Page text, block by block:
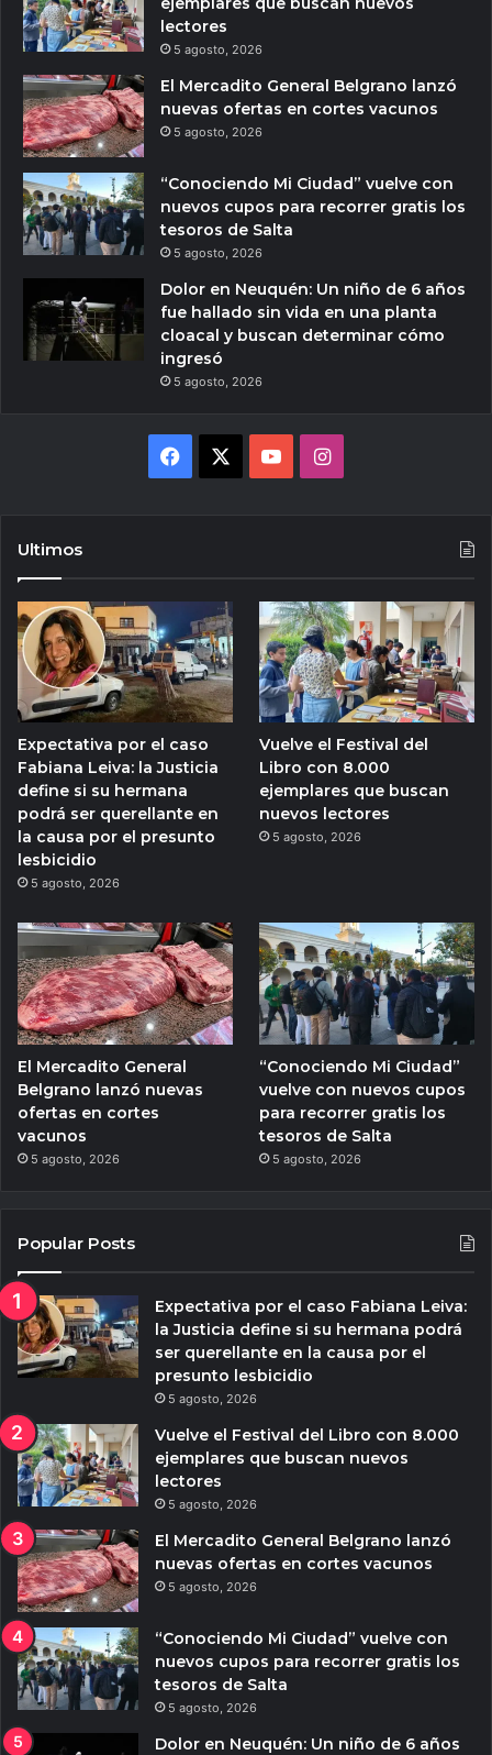
lectores
5 agosto, 2026
El Mercadito General Belgrano lanzó
nuevas ofertas en cortes vacunos
5 agosto, 2026
“Conociendo Mi Ciudad” vuelve con
nuevos cupos para recorrer gratis los
tesoros de Salta
5 agosto, 2026
Dolor en Neuquén: Un niño de 6 años
fue hallado sin vida en una planta
cloacal y buscan determinar cómo
ingresó
5 agosto, 2026
Facebook YouTubeInstagram
Ultimos
Expectativa por el caso
Fabiana Leiva: la Justicia
define si su hermana
podrá ser querellante en
la causa por el presunto
lesbicidio
5 agosto, 2026
Vuelve el Festival del
Libro con 8.000
ejemplares que buscan
nuevos lectores
5 agosto, 2026
El Mercadito General
Belgrano lanzó nuevas
ofertas en cortes
vacunos
5 agosto, 2026
“Conociendo Mi Ciudad”
vuelve con nuevos cupos
para recorrer gratis los
tesoros de Salta
5 agosto, 2026
Popular Posts
Expectativa por el caso Fabiana Leiva:
la Justicia define si su hermana podrá
ser querellante en la causa por el
presunto lesbicidio
5 agosto, 2026
Vuelve el Festival del Libro con 8.000
ejemplares que buscan nuevos
lectores
5 agosto, 2026
El Mercadito General Belgrano lanzó
nuevas ofertas en cortes vacunos
5 agosto, 2026
“Conociendo Mi Ciudad” vuelve con
nuevos cupos para recorrer gratis los
tesoros de Salta
5 agosto, 2026
Dolor en Neuquén: Un niño de 6 años